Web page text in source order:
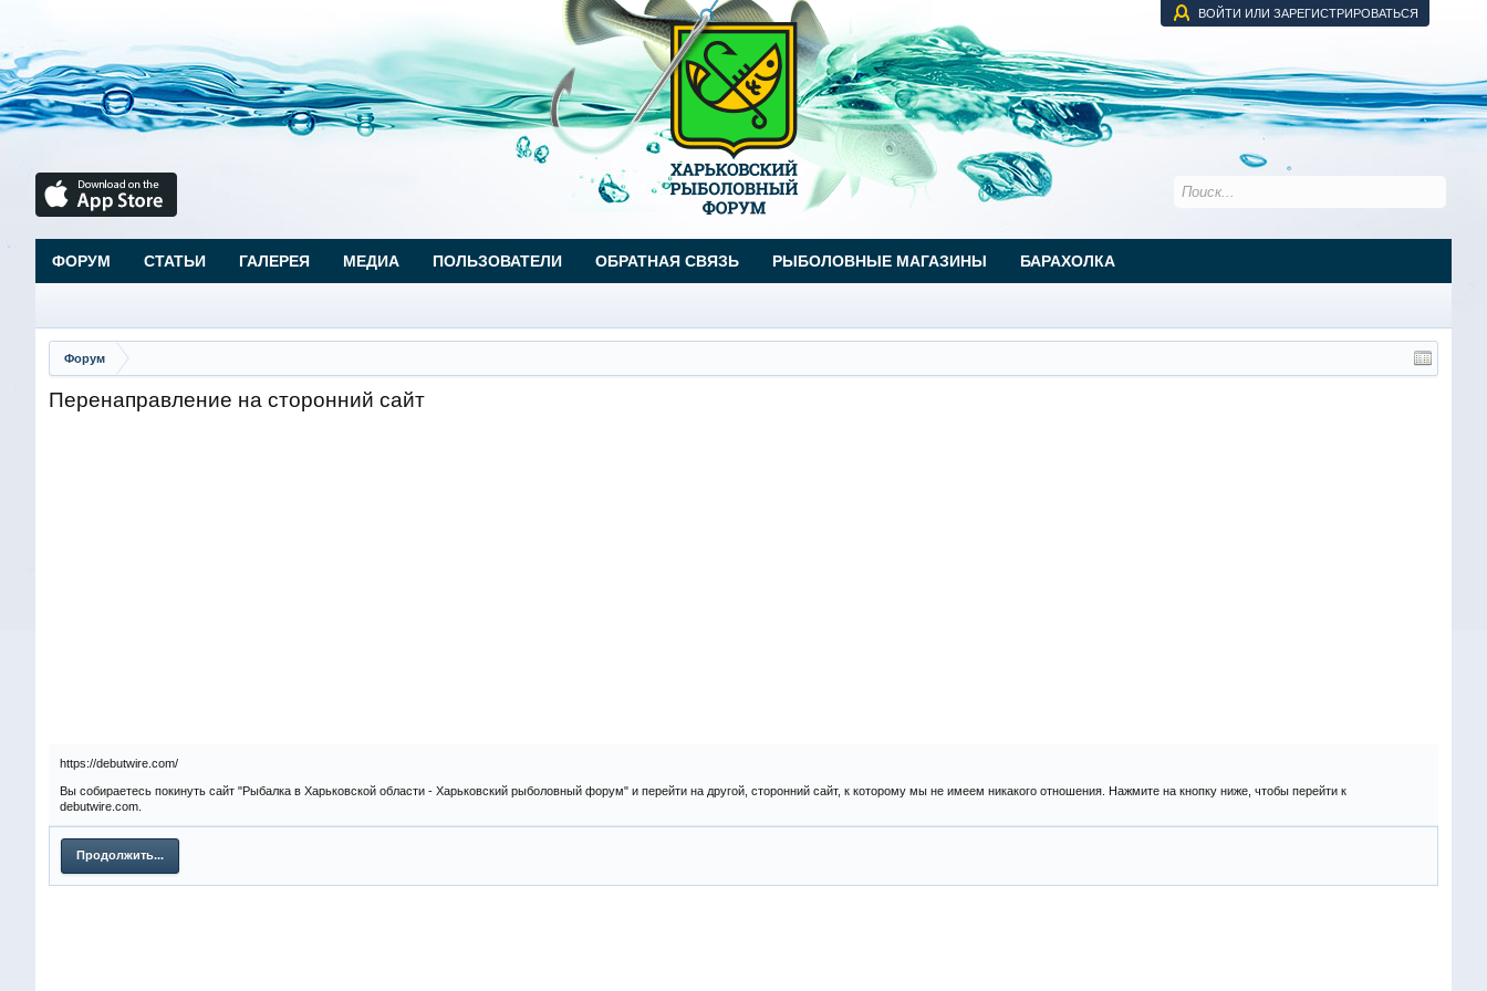
ВОЙТИ ИЛИ ЗАРЕГИСТРИРОВАТЬСЯ
Форум
Перенаправление на сторонний сайт
https://debutwire.com/
Вы собираетесь покинуть сайт "Рыбалка в Харьковской области - Харьковский рыболовный форум" и перейти на другой, сторонний сайт, к которому мы не имеем никакого отношения. Нажмите на кнопку ниже, чтобы перейти к
debutwire.com.
Продолжить...
ФОРУМ СТАТЬИ ГАЛЕРЕЯ МЕДИА ПОЛЬЗОВАТЕЛИ ОБРАТНАЯ СВЯЗЬ РЫБОЛОВНЫЕ МАГАЗИНЫ БАРАХОЛКА